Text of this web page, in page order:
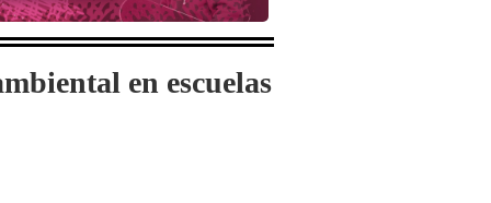
en escuelas